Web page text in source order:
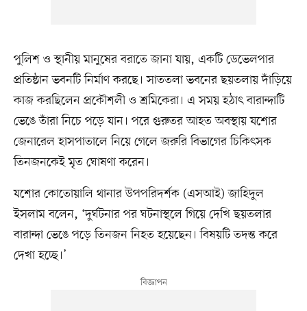
পুলিশ ও স্থানীয় মানুষের বরাতে জানা যায়, একটি ডেভেলপার
প্রতিষ্ঠান ভবনটি নির্মাণ করছে। সাততলা ভবনের ছয়তলায় দাঁড়িয়ে
কাজ করছিলেন প্রকৌশলী ও শ্রমিকেরা। এ সময় হঠাৎ বারান্দাটি
ভেঙে তাঁরা নিচে পড়ে যান। পরে গুরুতর আহত অবস্থায় যশোর
জেনারেল হাসপাতালে নিয়ে গেলে জরুরি বিভাগের চিকিৎসক
তিনজনকেই মৃত ঘোষণা করেন।
যশোর কোতোয়ালি থানার উপপরিদর্শক (এসআই) জাহিদুল
ইসলাম বলেন, ‘দুর্ঘটনার পর ঘটনাস্থলে গিয়ে দেখি ছয়তলার
বারান্দা ভেঙে পড়ে তিনজন নিহত হয়েছেন। বিষয়টি তদন্ত করে
দেখা হচ্ছে।’